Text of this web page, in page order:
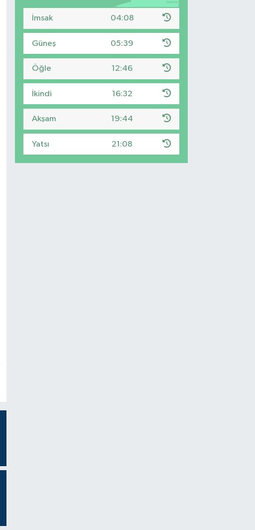
İmsak 04:08
Güneş 05:39
Öğle 12:46
İkindi 16:32
Akşam 19:44
Yatsı 21:08